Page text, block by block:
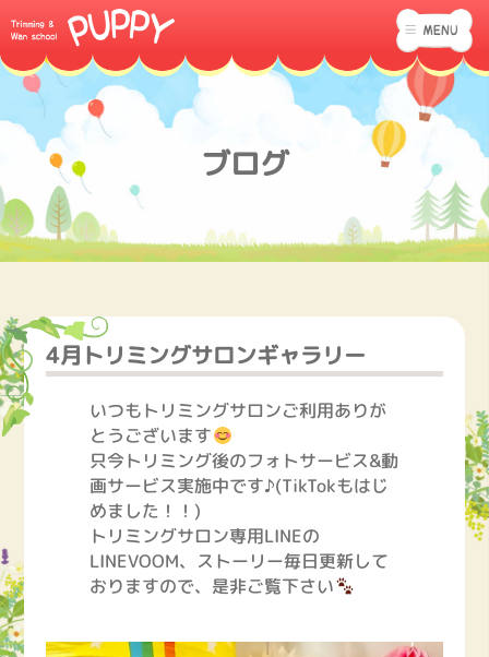
ブログ
4月トリミングサロンギャラリー
いつもトリミングサロンご利用ありが
とうございます
只今トリミング後のフォトサービス&動
画サービス実施中です♪(TikTokもはじ
めました！！)
トリミングサロン専用LINEの
LINEVOOM、ストーリー毎日更新して
おりますので、是非ご覧下さい